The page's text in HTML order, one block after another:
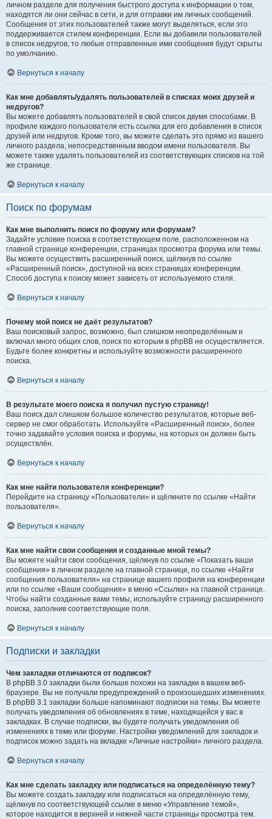
личном разделе для получения быстрого доступа к информации о том,
находятся ли они сейчас в сети, и для отправки им личных сообщений.
Сообщения от этих пользователей также могут выделяться, если это
поддерживается стилем конференции. Если вы добавили пользователей
в список недругов, то любые отправленные ими сообщения будут скрыты
по умолчанию.
Вернуться к началу
Как мне добавлять/удалять пользователей в списках моих друзей и
недругов?
Вы можете добавлять пользователей в свой список двумя способами. В
профиле каждого пользователя есть ссылка для его добавления в список
друзей или недругов. Кроме того, вы можете сделать это прямо из вашего
личного раздела, непосредственным вводом имени пользователя. Вы
можете также удалять пользователей из соответствующих списков на той
же странице.
Вернуться к началу
Поиск по форумам
Как мне выполнить поиск по форуму или форумам?
Задайте условие поиска в соответствующем поле, расположенном на
главной странице конференции, страницах просмотра форума или темы.
Вы можете осуществить расширенный поиск, щёлкнув по ссылке
«Расширенный поиск», доступной на всех страницах конференции.
Способ доступа к поиску может зависеть от используемого стиля.
Вернуться к началу
Почему мой поиск не даёт результатов?
Ваш поисковый запрос, возможно, был слишком неопределённым и
включал много общих слов, поиск по которым в phpBB не осуществляется.
Будьте более конкретны и используйте возможности расширенного
поиска.
Вернуться к началу
В результате моего поиска я получил пустую страницу!
Ваш поиск дал слишком большое количество результатов, которые веб-
сервер не смог обработать. Используйте «Расширенный поиск», более
точно задавайте условия поиска и форумы, на которых он должен быть
осуществлён.
Вернуться к началу
Как мне найти пользователя конференции?
Перейдите на страницу «Пользователи» и щёлкните по ссылке «Найти
пользователя».
Вернуться к началу
Как мне найти свои сообщения и созданные мной темы?
Вы можете найти свои сообщения, щёлкнув по ссылке «Показать ваши
сообщения» в личном разделе на главной странице, по ссылке «Найти
сообщения пользователя» на странице вашего профиля на конференции
или по ссылке «Ваши сообщения» в меню «Ссылки» на главной странице.
Чтобы найти созданные вами темы, используйте страницу расширенного
поиска, заполнив соответствующие поля.
Вернуться к началу
Подписки и закладки
Чем закладки отличаются от подписок?
В phpBB 3.0 закладки были больше похожи на закладки в вашем веб-
браузере. Вы не получали предупреждений о произошедших изменениях.
В phpBB 3.1 закладки больше напоминают подписки на темы. Вы можете
получать уведомления об обновлениях в теме, находящейся у вас в
закладках. В случае подписки, вы будете получать уведомления об
изменениях в теме или форуме. Настройки уведомлений для закладок и
подписок можно задать на вкладке «Личные настройки» личного раздела.
Вернуться к началу
Как мне сделать закладку или подписаться на определённую тему?
Вы можете создать закладку или подписаться на определённую тему,
щёлкнув по соответствующей ссылке в меню «Управление темой»,
которое находится в верхней и нижней части страницы просмотра тем.